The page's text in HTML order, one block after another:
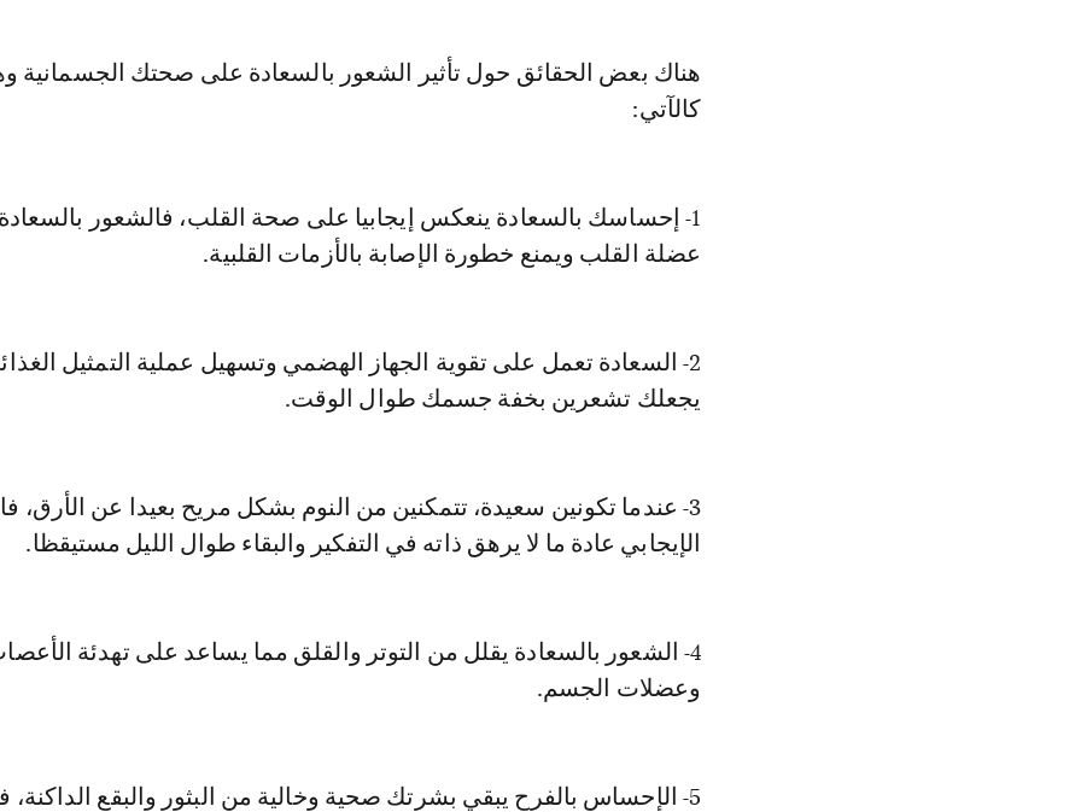
هناك بعض الحقائق حول تأثير الشعور بالسعادة على صحتك الجسمانية
كالآتي:
1- إحساسك بالسعادة ينعكس إيجابيا على صحة القلب، فالشعور
عضلة القلب ويمنع خطورة الإصابة بالأزمات القلبية.
2- السعادة تعمل على تقوية الجهاز الهضمي وتسهيل عملية التمثيل
يجعلك تشعرين بخفة جسمك طوال الوقت.
3- عندما تكونين سعيدة، تتمكنين من النوم بشكل مريح بعيدا عن
الإيجابي عادة ما لا يرهق ذاته في التفكير والبقاء طوال الليل مستيقظا.
4- الشعور بالسعادة يقلل من التوتر والقلق مما يساعد على تهدئة
وعضلات الجسم.
5- الإحساس بالفرح يبقي بشرتك صحية وخالية من البثور والبقع الداكنة،